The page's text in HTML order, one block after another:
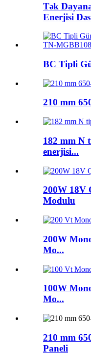
Tək
Enerjisi
BC Tipli
210 mm
182 mm N
enerjisi...
200W 18V
Modulu
200W
Mo...
100W
Mo...
210 mm
Paneli